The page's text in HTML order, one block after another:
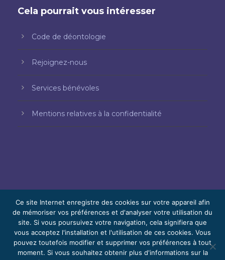
Cela pourrait vous intéresser
Code de déontologie
Rejoignez-nous
Services bénévoles
Mentions relatives à la confidentialité
© 2026 Bello, Gallardo, Bonequi et García,
S.C.
Contenu traduit automatiquement. La
Ce site Internet enregistre des cookies sur votre appareil afin
de mémoriser vos préférences et d'analyser votre utilisation du
site. Si vous poursuivez votre navigation, cela signifiera que
vous acceptez l'installation et l'utilisation de ces cookies. Vous
pouvez toutefois modifier et supprimer vos préférences à tout
moment. Si vous souhaitez obtenir plus d'informations sur la